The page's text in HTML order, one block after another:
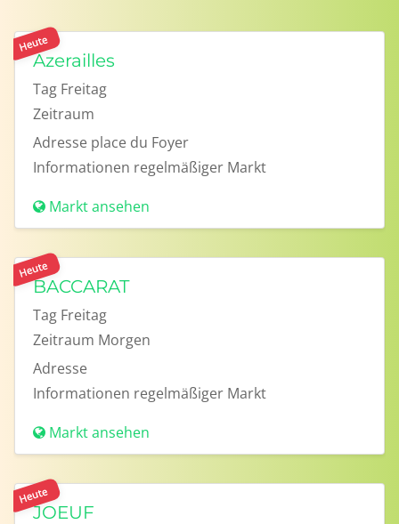
Heute
Azerailles
Tag Freitag
Zeitraum
Adresse place du Foyer
Informationen regelmäßiger Markt
Markt ansehen
Heute
BACCARAT
Tag Freitag
Zeitraum Morgen
Adresse
Informationen regelmäßiger Markt
Markt ansehen
Heute
JOEUF